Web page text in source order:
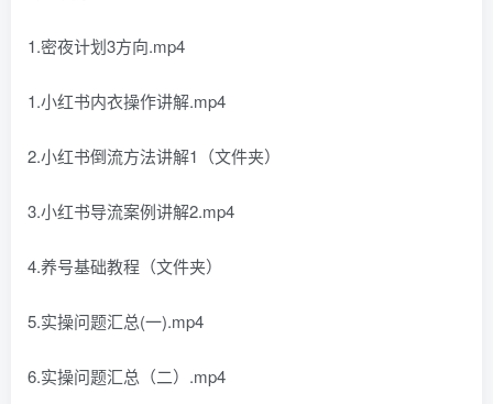
1.密夜计划3方向.mp4
1.小红书内衣操作讲解.mp4
2.小红书倒流方法讲解1（文件夹）
3.小红书导流案例讲解2.mp4
4.养号基础教程（文件夹）
5.实操问题汇总(一).mp4
6.实操问题汇总（二）.mp4